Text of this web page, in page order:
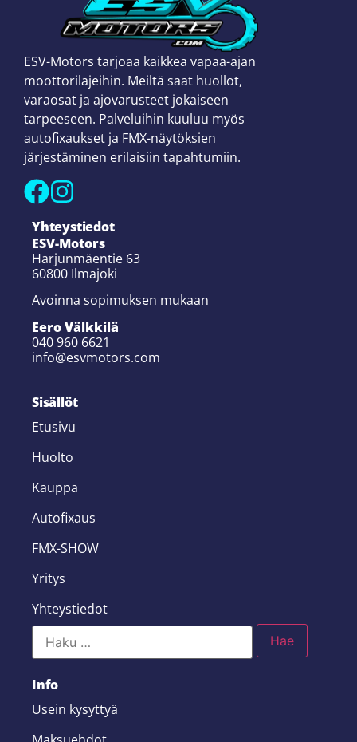
ESV-Motors tarjoaa kaikkea vapaa-ajan
moottorilajeihin. Meiltä saat huollot,
varaosat ja ajovarusteet jokaiseen
tarpeeseen. Palveluihin kuuluu myös
autofixaukset ja FMX-näytöksien
järjestäminen erilaisiin tapahtumiin.
Yhteystiedot
ESV-Motors
Harjunmäentie 63
60800 Ilmajoki
Avoinna sopimuksen mukaan
Eero Välkkilä
040 960 6621
info@esvmotors.com
Sisällöt
Etusivu
Huolto
Kauppa
Autofixaus
FMX-SHOW
Yritys
Yhteystiedot
Info
Usein kysyttyä